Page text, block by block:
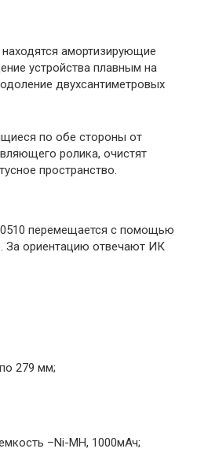
амортизирующие
устройства плавным на
двухсантиметровых
по обе стороны от
ролика, очистят
пространство.
0510 перемещается с помощью
За ориентацию отвечают ИК
279 мм;
–Ni-MH, 1000мАч;